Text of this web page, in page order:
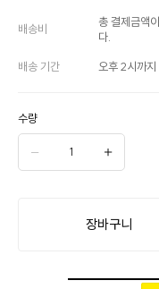
배송비
총 결제금액
다.
배송 기간 오후 2시까
수량
장바구니